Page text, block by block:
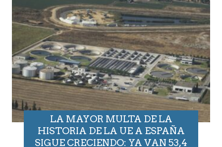
LA MAYOR MULTA DE LA
HISTORIA DE LA UE A ESPAÑA
SIGUE CRECIENDO: YA VAN 53,4